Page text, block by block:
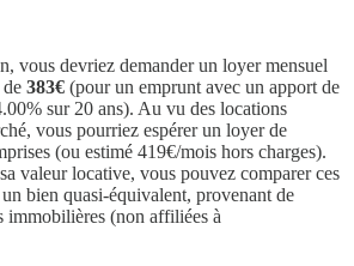
vous devriez demander un loyer mensuel
383€ (pour un emprunt avec un apport de
sur 20 ans). Au vu des locations
vous pourriez espérer un loyer de
(ou estimé 419€/mois hors charges).
valeur locative, vous pouvez comparer ces
bien quasi-équivalent, provenant de
immobilières (non affiliées à